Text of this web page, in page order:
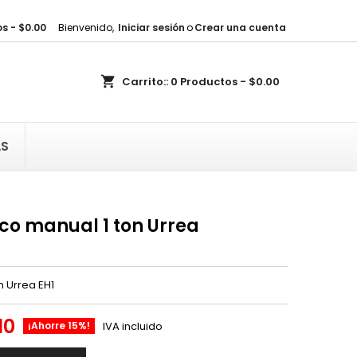
Bienvenido, Iniciar sesiónoCrear una cuenta
- $0.00
shopping_cart Carrito:: 0 Productos - $0.00
manual 1 ton Urrea
EH1
¡Ahorre 15%! IVA incluido